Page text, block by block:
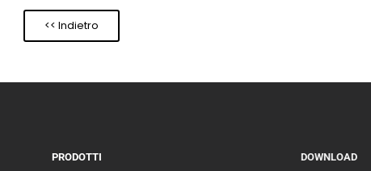
<< Indietro
PRODOTTI
DOWNLOAD